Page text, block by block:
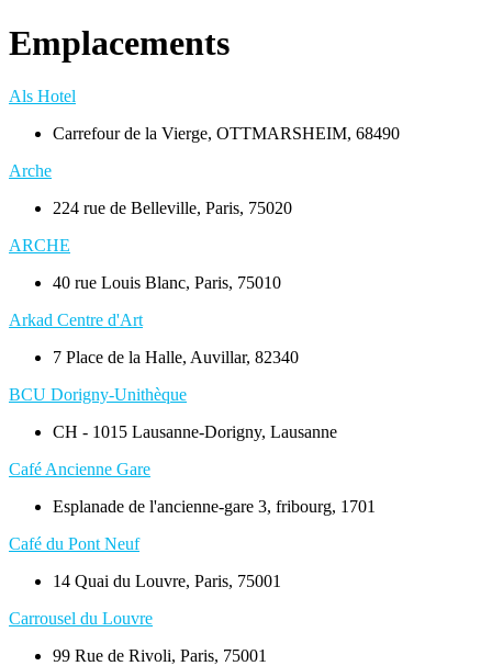
Emplacements
Als Hotel
Carrefour de la Vierge, OTTMARSHEIM, 68490
Arche
224 rue de Belleville, Paris, 75020
ARCHE
40 rue Louis Blanc, Paris, 75010
Arkad Centre d'Art
7 Place de la Halle, Auvillar, 82340
BCU Dorigny-Unithèque
CH - 1015 Lausanne-Dorigny, Lausanne
Café Ancienne Gare
Esplanade de l'ancienne-gare 3, fribourg, 1701
Café du Pont Neuf
14 Quai du Louvre, Paris, 75001
Carrousel du Louvre
99 Rue de Rivoli, Paris, 75001